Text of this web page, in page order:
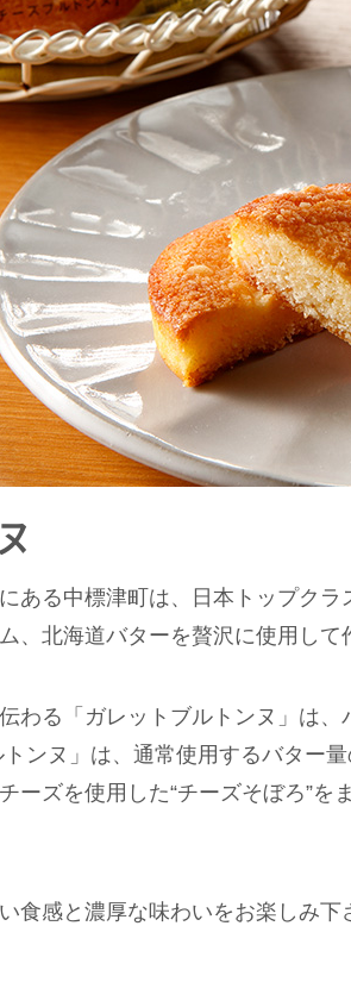
ある中標津町は、日本トップク
、北海道バターを贅沢に使用して
わる「ガレットブルトンヌ」は
ンヌ」は、通常使用するバター
ーズを使用した“チーズそぼろ”
食感と濃厚な味わいをお楽しみ下